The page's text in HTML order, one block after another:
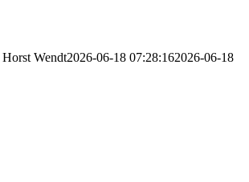
Horst Wendt2026-06-18 07:28:162026-06-18